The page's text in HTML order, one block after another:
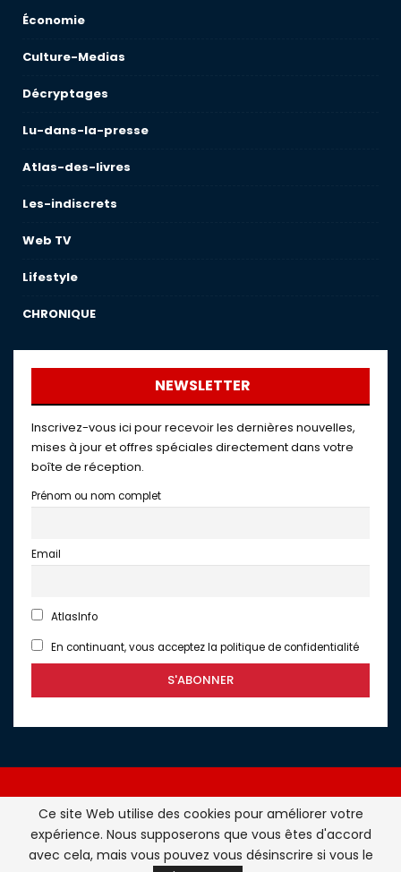
Économie
Culture-Medias
Décryptages
Lu-dans-la-presse
Atlas-des-livres
Les-indiscrets
Web TV
Lifestyle
CHRONIQUE
NEWSLETTER
Inscrivez-vous ici pour recevoir les dernières nouvelles,
mises à jour et offres spéciales directement dans votre
boîte de réception.
Prénom ou nom complet
Email
AtlasInfo
En continuant, vous acceptez la politique de confidentialité
Atlasinfo.fr : l'essentiel de l'actualité de la France et du
Maghreb © Tous Droits Réservés - Atlasinfo- 2026
Ce site Web utilise des cookies pour améliorer votre
expérience. Nous supposerons que vous êtes d'accord
avec cela, mais vous pouvez vous désinscrire si vous le